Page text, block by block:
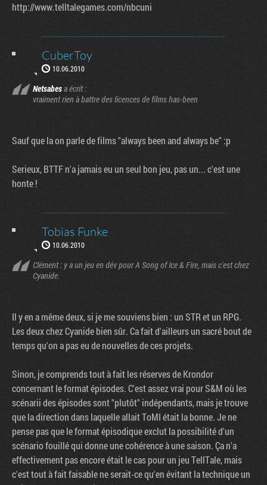
http://www.telltalegames.com/nbcuni
CuberToy
10.06.2010
Netsabesa écrit :
vraiment rien à battre des licences de films has-been
Sauf que la on parle de films "always been and always be" :p
Serieux, BTTF n'a jamais eu un seul bon jeu, pas un... c'est une
honte !
Tobias Funke
10.06.2010
Clément : y a un jeu en dév pour A Song of Ice & Fire, mais c'est chez
Cyanide.
Il y en a même deux, si je me souviens bien : un STR et un RPG.
Les deux chez Cyanide bien sûr. Ca fait d'ailleurs un sacré bout de
temps qu'on a pas eu de nouvelles de ces projets.
Sinon, je comprends tout à fait les réserves de Krondor
concernant le format épisodes. C'est assez vrai pour S&M où les
scénarii des épisodes sont "plutôt" indépendants, mais je trouve
que la direction dans laquelle allait ToMI était la bonne. Je ne
pense pas que le format épisodique exclut la possibilité d'un
scénario fouillé qui donne une cohérence à une saison. Ça n'a
effectivement pas encore était le cas pour un jeu TellTale, mais
c'est tout à fait faisable ne serait-ce qu'en évitant la technique un